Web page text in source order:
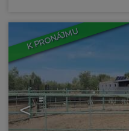
K PRONÁJMU
<